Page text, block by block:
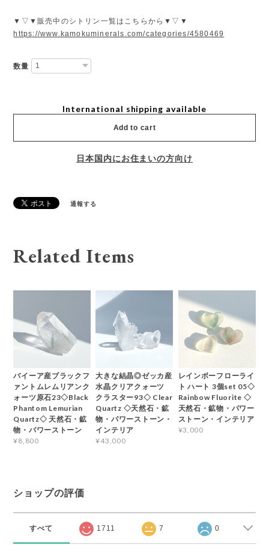
▼▽▼販売中のシトリン一覧はこちらから▼▽▼
https://www.kamokuminerals.com/categories/4580469
数量
International shipping available
Add to cart
日本国内にお住まいの方向け
通報する
Related Items
バイーア産ブラックフ
ァントムレムリアンク
ォーツ原石23◇Black
Phantom Lemurian
Quartz◇ 天然石・鉱
物・パワーストーン
¥8,800
大きな結晶◎ゼッカ産
水晶クリアクォーツ
クラスター93◇ Clear
Quartz ◇天然石・鉱
物・パワーストーン・
インテリア
¥43,000
レインボーフローライ
ト ハート 3個set 05◇
Rainbow Fluorite ◇
天然石・鉱物・パワー
ストーン・インテリア
¥3,000
ショップの評価
すべて 1711 7 0